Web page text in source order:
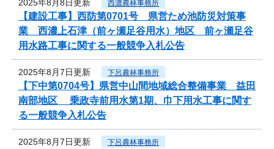
2025年8月8日更新 西濃農林事務所
【建設工事】西防第0701号 県営ため池防災対策事
業 西濃上石津（前ヶ瀬足谷用水）地区 前ヶ瀬足谷
用水路工事に関する一般競争入札公告
2025年8月7日更新 下呂農林事務所
【下中第0704号】県営中山間地域総合整備事業 益田
南部地区 乗政寺前用水第1期、巾下用水工事に関す
る一般競争入札公告
2025年8月7日更新 下呂農林事務所